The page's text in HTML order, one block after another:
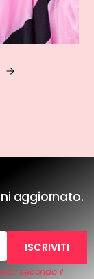
aggiornato.
secondo il